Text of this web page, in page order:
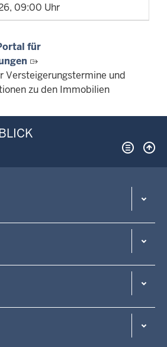
09:00 Uhr
für
Versteigerungstermine und
zu den Immobilien